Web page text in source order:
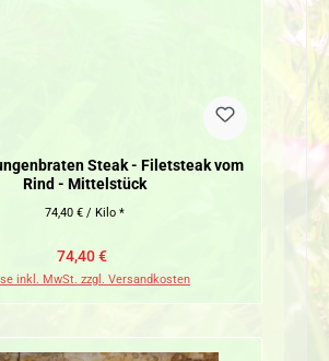
Steak - Filetsteak vom
Rind - Mittelstück
74,40 € / Kilo *
Verkaufspreis:
74,40 €
inkl. MwSt. zzgl. Versandkosten